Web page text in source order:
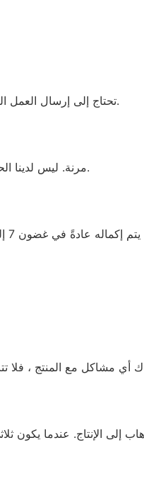
تحتاج إلى إرسال العمل الفني (الشعار) بمعلومات عن الحجم والسماك والمواد والمرفقات وأي متطلبات خاصة ، وبعد ذلك سنوفر لك سعرًا.
كمية الحد الأدنى للطلب (MOQ) مرنة. ليس لدينا الحد الأدنى من كمية الطلب ، ونحن نقبل أوامر من أي حجم وفقًا لاحتياجات العميل.